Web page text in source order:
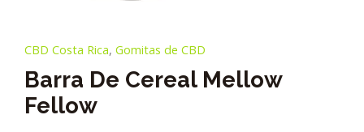
CBD Costa Rica, Gomitas de CBD
Barra De Cereal Mellow
Fellow